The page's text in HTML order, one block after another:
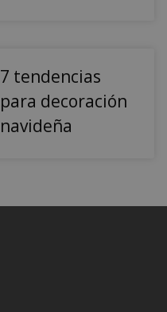
7 tendencias
para decoración
navideña